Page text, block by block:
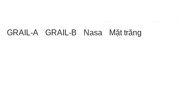
GRAIL-A GRAIL-B Nasa mặt trăng